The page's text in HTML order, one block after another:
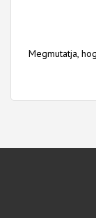
Megmutatja,